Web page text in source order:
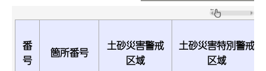
番
号
箇所番号
土砂災害警戒
区域
土砂災害特別警戒
区域